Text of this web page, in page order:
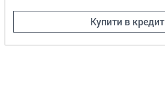
Купити в кредит